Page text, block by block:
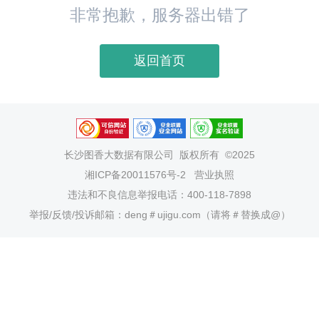
非常抱歉，服务器出错了
返回首页
长沙图香大数据有限公司
版权所有 ©2025
湘ICP备20011576号-2
营业执照
违法和不良信息举报电话：400-118-7898
举报/反馈/投诉邮箱：deng＃ujigu.com（请将＃替换成@）